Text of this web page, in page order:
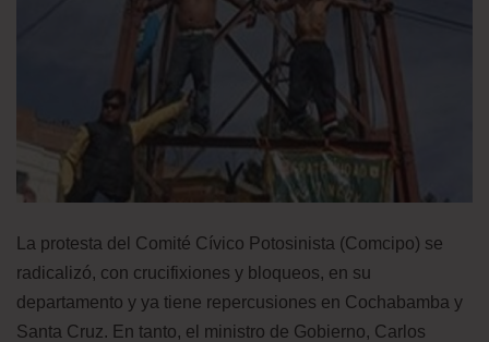
La protesta del Comité Cívico Potosinista (Comcipo) se
radicalizó, con crucifixiones y bloqueos, en su
departamento y ya tiene repercusiones en Cochabamba y
Santa Cruz. En tanto, el ministro de Gobierno, Carlos